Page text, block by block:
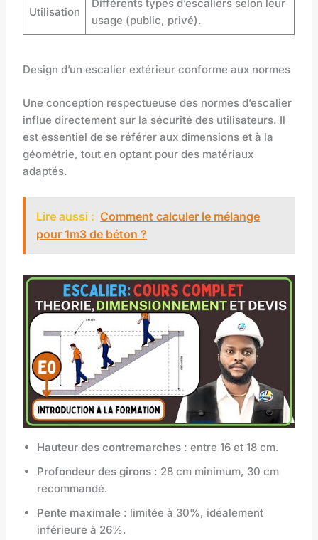
Utilisation
Différents types d’escaliers selon leur
usage (public, privé).
Design d’un escalier extérieur conforme aux normes
Une conception respectueuse des normes d’escalier
influe directement sur la sécurité des utilisateurs. Il
est essentiel de se référer aux dimensions et à la
géométrie, tout en optant pour des matériaux
adaptés.
Lire aussi : Comment calculer le mélange
pour 1m3 de béton ?
Hauteur des contremarches : entre 16 et 18 cm.
Profondeur des girons : 28 cm minimum, 30 cm
recommandé.
Pente maximale : limitée à 30%, idéalement
inférieure à 26%.